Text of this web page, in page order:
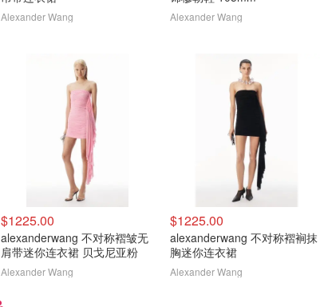
Alexander Wang Alexander Wang
$1225.00
alexanderwang 不对称褶皱无
肩带迷你连衣裙 贝戈尼亚粉
Alexander Wang
$1225.00
alexanderwang 不对称褶裥抹
胸迷你连衣裙
Alexander Wang